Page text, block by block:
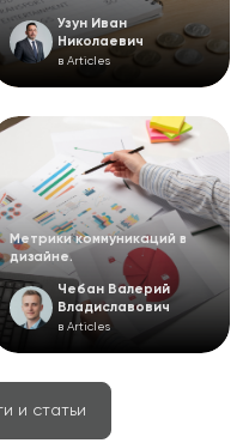
Узун Иван
Николаевич
в Articles
Метрики коммуникаций в
дизайне.
Чебан Валерий
Владиславович
в Articles
и статьи